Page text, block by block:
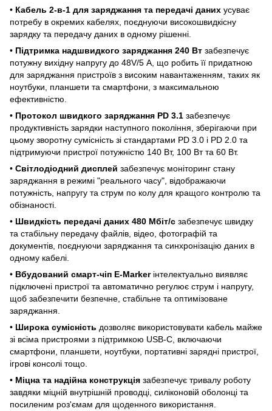
• Кабель 2-в-1 для заряджання та передачі даних усуває
потребу в окремих кабелях, поєднуючи високошвидкісну
зарядку та передачу даних в одному рішенні.
• Підтримка надшвидкого заряджання 240 Вт забезпечує
потужну вихідну напругу до 48V/5 А, що робить її придатною
для заряджання пристроїв з високим навантаженням, таких як
ноутбуки, планшети та смартфони, з максимальною
ефективністю.
• Протокол швидкого заряджання PD 3.1 забезпечує
продуктивність зарядки наступного покоління, зберігаючи при
цьому зворотну сумісність зі стандартами PD 3.0 і PD 2.0 та
підтримуючи пристрої потужністю 140 Вт, 100 Вт та 60 Вт.
• Світлодіодний дисплей забезпечує моніторинг стану
заряджання в режимі "реального часу", відображаючи
потужність, напругу та струм по колу для кращого контролю та
обізнаності.
• Швидкість передачі даних 480 Мбіт/с забезпечує швидку
та стабільну передачу файлів, відео, фотографій та
документів, поєднуючи заряджання та синхронізацію даних в
одному кабелі.
• Вбудований смарт-чіп E-Markerінтелектуально виявляє
підключені пристрої та автоматично регулює струм і напругу,
щоб забезпечити безпечне, стабільне та оптимізоване
заряджання.
• Широка сумісність дозволяє використовувати кабель майже
зі всіма пристроями з підтримкою USB-C, включаючи
смартфони, планшети, ноутбуки, портативні зарядні пристрої,
ігрові консолі тощо.
• Міцна та надійна конструкція забезпечує тривалу роботу
завдяки міцній внутрішній проводці, силіконовій оболонці та
посиленим роз'ємам для щоденного використання.